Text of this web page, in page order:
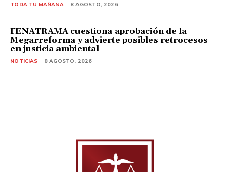
TODA TU MAÑANA 8 AGOSTO, 2026
FENATRAMA cuestiona aprobación de la
Megarreforma y advierte posibles retrocesos
en justicia ambiental
NOTICIAS 8 AGOSTO, 2026